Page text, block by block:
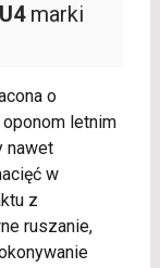
marki
o
letnim
nawet
w
z
ruszanie,